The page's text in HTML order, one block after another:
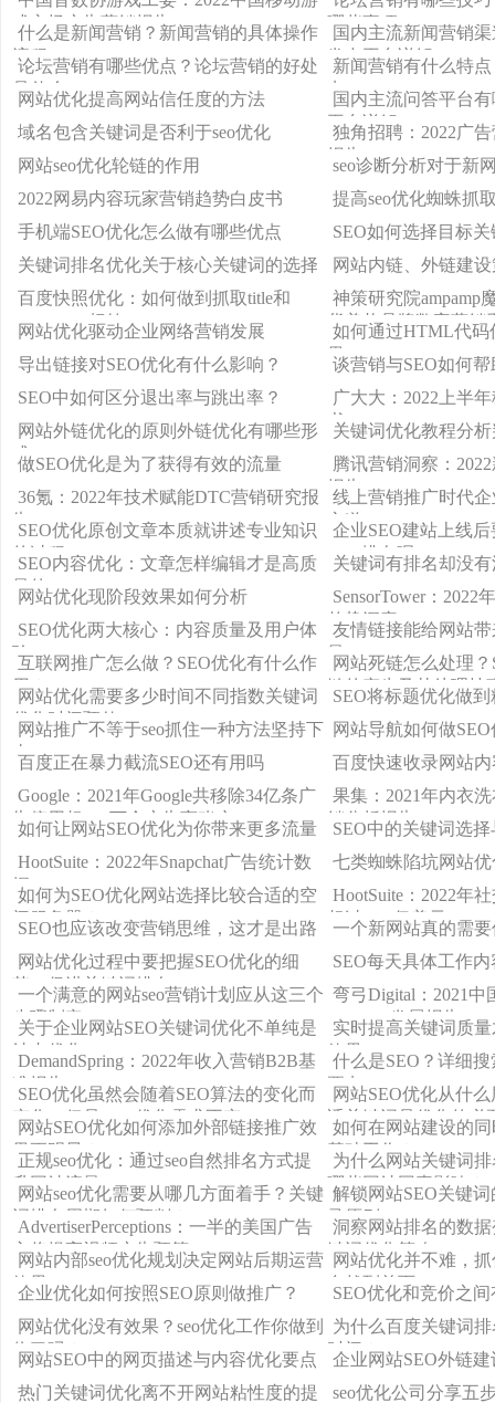
戏市场广告营销报告
哪些事项
什么是新闻营销？新闻营销的具体操作
流程
国内主流新闻营销
发布平台详解
论坛营销有哪些优点？论坛营销的好处
是什么
新闻营销有什么特
点
网站优化提高网站信任度的方法
国内主流问答平台
平台详解
域名包含关键词是否利于seo优化
独角招聘：2022广
报告
网站seo优化轮链的作用
seo诊断分析对于新
2022网易内容玩家营销趋势白皮书
提高seo优化蜘蛛抓
手机端SEO优化怎么做有哪些优点
SEO如何选择目标
关键词排名优化关于核心关键词的选择
网站内链、外链建
百度快照优化：如何做到抓取title和
description标签
神策研究院ampamp
货美妆品牌数字营销
网站优化驱动企业网络营销发展
如何通过HTML代码
果
导出链接对SEO优化有什么影响？
谈营销与SEO如何
SEO中如何区分退出率与跳出率？
广大大：2022上半
书
网站外链优化的原则外链优化有哪些形
式
关键词优化教程分
做SEO优化是为了获得有效的流量
腾讯营销洞察：
报告
36氪：2022年技术赋能DTC营销研究报
告
线上营销推广时代
之道
SEO优化原创文章本质就讲述专业知识
的过程
企业SEO建站上线
SEO排名呢
SEO内容优化：文章怎样编辑才是高质
量的
关键词有排名却没
网站优化现阶段效果如何分析
SensorTower：2022
趋势洞察
SEO优化两大核心：内容质量及用户体
验
友情链接能给网站
量
互联网推广怎么做？SEO优化有什么作
用？
网站死链怎么处理
链的产生及其处理技
网站优化需要多少时间不同指数关键词
优化时间预估
SEO将标题优化做
网站推广不等于seo抓住一种方法坚持下
去
网站导航如何做
百度正在暴力截流SEO还有用吗
百度快速收录网站
Google：2021年Google共移除34亿条广
告停用超560万个广告商账户
果集：2021年内衣
销分析报告
如何让网站SEO优化为你带来更多流量
SEO中的关键词选
HootSuite：2022年Snapchat广告统计数
据
七类蜘蛛陷坑网站
如何为SEO优化网站选择比较合适的空
间服务器？
HootSuite：2022年
超过1.73亿美元
SEO也应该改变营销思维，这才是出路
一个新网站真的需
网站优化过程中要把握SEO优化的细
节，促进关键词排名
SEO每天具体工作
一个满意的网站seo营销计划应从这三个
步骤制定
弯弓Digital：2021中
MarTech发展报告3.0
关于企业网站SEO关键词优化不单纯是
站内优化
实时提高关键词质
效果
DemandSpring：2022年收入营销B2B基
准报告
什么是SEO？详细
要点
SEO优化虽然会随着SEO算法的变化而
变化，但是SEO优化需求不变
网站SEO优化从什
适关键词是优化的必
网站SEO优化如何添加外部链接推广效
果更明显？
如何在网站建设的
基础工作？
正规seo优化：通过seo自然排名方式提
升网站流量
为什么网站关键词
哪些网站因素影响？
网站seo优化需要从哪几方面着手？关键
词排名周期如何预判？
解锁网站SEO关键
录原则
AdvertiserPerceptions：一半的美国广告
主将提高视频广告预算
洞察网站排名的数
键词优化策略
网站内部seo优化规划决定网站后期运营
效果
网站优化并不难，
自然到首页
企业优化如何按照SEO原则做推广？
SEO优化和竞价之
网站优化没有效果？seo优化工作你做到
位了吗？
为什么百度关键词
时间？
网站SEO中的网页描述与内容优化要点
企业网站SEO外链
热门关键词优化离不开网站粘性度的提
seo优化公司分享五